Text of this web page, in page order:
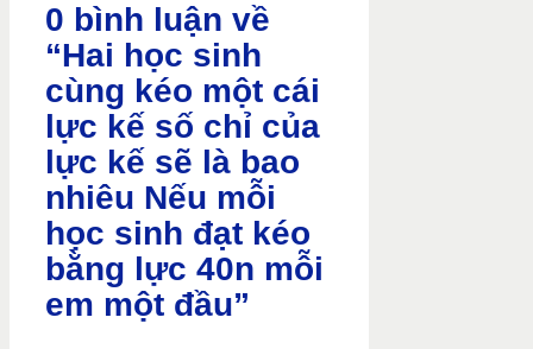
0 bình luận về
“Hai học sinh
cùng kéo một cái
lực kế số chỉ của
lực kế sẽ là bao
nhiêu Nếu mỗi
học sinh đạt kéo
bằng lực 40n mỗi
em một đầu”